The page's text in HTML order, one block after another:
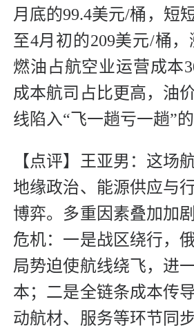
月底的99.4美元/桶，短
至4月初的209美元/桶，
燃油占航空业运营成本
成本航司占比更高，油
线陷入“飞一趟亏一趟”的
【点评】王亚男：这场
地缘政治、能源供应与
博弈。多重因素叠加加
危机：一是战区绕行，
局势迫使航线绕飞，进
本；二是全链条成本传
动航材、服务等环节同